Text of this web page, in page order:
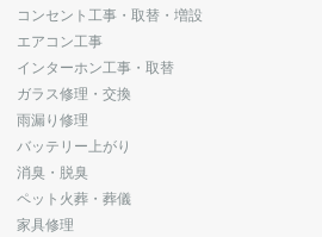
コンセント工事・取替・増設
エアコン工事
インターホン工事・取替
ガラス修理・交換
雨漏り修理
バッテリー上がり
消臭・脱臭
ペット火葬・葬儀
家具修理